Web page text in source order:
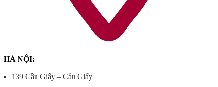
HÀ NỘI:
139 Cầu Giấy – Cầu Giấy